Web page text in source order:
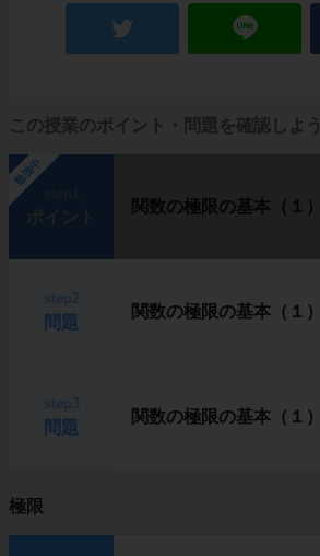
この授業のポイント・問題を確認しよう
勉強中
関数の極限の基本（１）
問題
関数の極限の基本（１）
問題
関数の極限の基本（１）
極限